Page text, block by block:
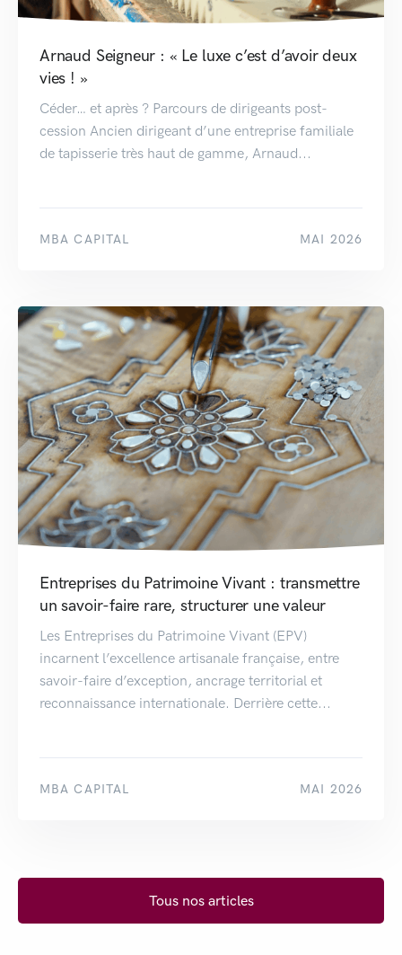
Arnaud Seigneur : « Le luxe c’est d’avoir deux
vies ! »
Céder… et après ? Parcours de dirigeants post-
cession Ancien dirigeant d’une entreprise familiale
de tapisserie très haut de gamme, Arnaud...
MBA CAPITAL MAI 2026
Entreprises du Patrimoine Vivant : transmettre
un savoir-faire rare, structurer une valeur
Les Entreprises du Patrimoine Vivant (EPV)
incarnent l’excellence artisanale française, entre
savoir-faire d’exception, ancrage territorial et
reconnaissance internationale. Derrière cette...
MBA CAPITAL MAI 2026
Tous nos articles